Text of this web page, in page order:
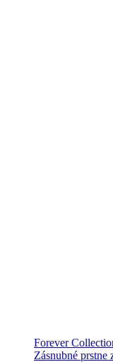
Forever
Zásnubné prstne